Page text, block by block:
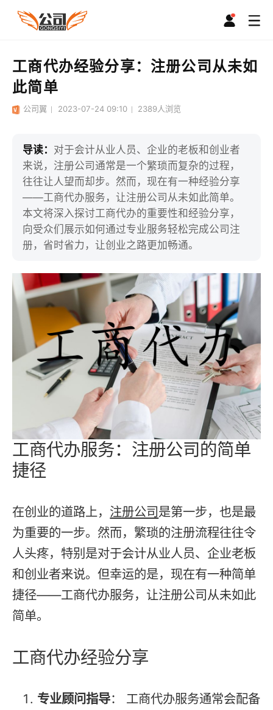
工商代办经验分享：注册公司从未如
此简单
公司翼 2023-07-24 09:10 2389人浏览
导读： 对于会计从业人员、企业的老板和创业者
来说，注册公司通常是一个繁琐而复杂的过程，
往往让人望而却步。然而，现在有一种经验分享
——工商代办服务，让注册公司从未如此简单。
本文将深入探讨工商代办的重要性和经验分享，
向受众们展示如何通过专业服务轻松完成公司注
册，省时省力，让创业之路更加畅通。
工商代办服务：注册公司的简单
捷径
在创业的道路上， 注册公司是第一步，也是最
为重要的一步。然而，繁琐的注册流程往往令
人头疼，特别是对于会计从业人员、企业老板
和创业者来说。但幸运的是，现在有一种简单
捷径——工商代办服务，让注册公司从未如此
简单。
工商代办经验分享
专业顾问指导： 工商代办服务通常会配备